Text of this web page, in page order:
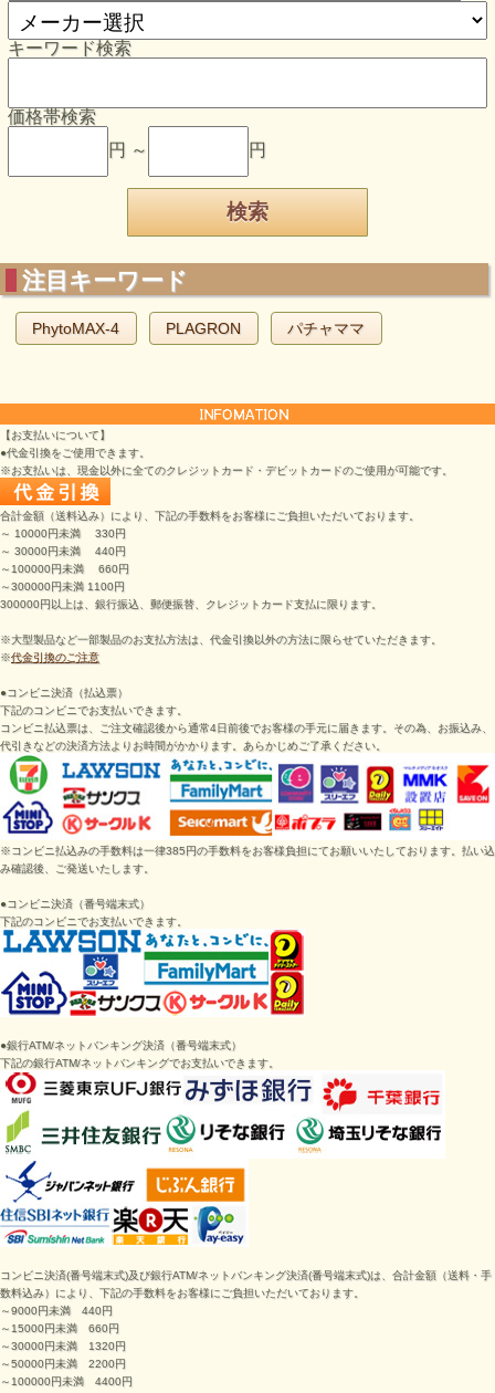
キーワード検索
価格帯検索
円 ～
円
注目キーワード
PhytoMAX-4 PLAGRON パチャママ
【お支払いについて】
●代金引換をご使用できます。
※お支払いは、現金以外に全てのクレジットカード・デビットカードのご使用が可能です。
合計金額（送料込み）により、下記の手数料をお客様にご負担いただいております。
～ 10000円未満 330円
～ 30000円未満 440円
～100000円未満 660円
～300000円未満 1100円
300000円以上は、銀行振込、郵便振替、クレジットカード支払に限ります。
※大型製品など一部製品のお支払方法は、代金引換以外の方法に限らせていただきます。
※代金引換のご注意
●コンビニ決済（払込票）
下記のコンビニでお支払いできます。
コンビニ払込票は、ご注文確認後から通常4日前後でお客様の手元に届きます。その為、お振込み、
代引きなどの決済方法よりお時間がかかります。あらかじめご了承ください。
※コンビニ払込みの手数料は一律385円の手数料をお客様負担にてお願いいたしております。払い込
み確認後、ご発送いたします。
●コンビニ決済（番号端末式）
下記のコンビニでお支払いできます。
●銀行ATM/ネットバンキング決済 （番号端末式）
下記の銀行ATM/ネットバンキングでお支払いできます。
コンビニ決済(番号端末式)及び銀行ATM/ネットバンキング決済(番号端末式)は、 合計金額（送料・手
数料込み）により、下記の手数料をお客様にご負担いただいております。
～9000円未満 440円
～15000円未満 660円
～30000円未満 1320円
～50000円未満 2200円
～100000円未満 4400円